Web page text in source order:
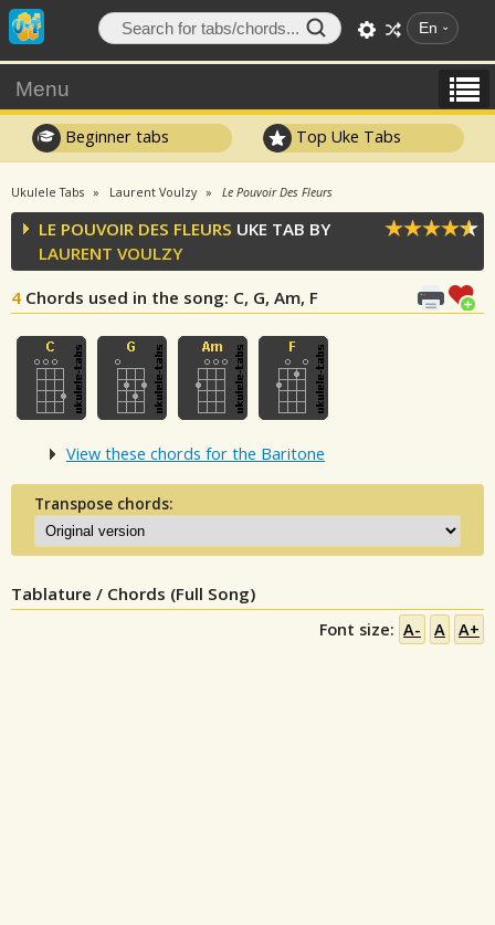
En
Menu
Beginner tabs Top Uke Tabs
Ukulele Tabs Laurent Voulzy Le Pouvoir Des Fleurs
LE POUVOIR DES FLEURS UKE TAB BY
LAURENT VOULZY
4 Chords used in the song: C, G, Am, F
View these chords for the Baritone
Transpose chords:
Tablature / Chords (Full Song)
Font size: A- A A+